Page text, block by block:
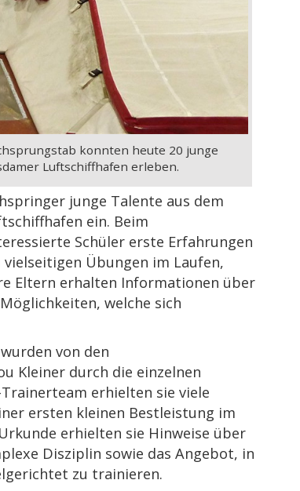
konnten heute 20 junge
Luftschiffhafen erleben.
junge Talente aus dem
ein. Beim
Schüler erste Erfahrungen
Übungen im Laufen,
Eltern erhalten Informationen über
welche sich
von den
Kleiner durch die einzelnen
erhielten sie viele
ersten kleinen Bestleistung im
erhielten sie Hinweise über
Disziplin sowie das Angebot, in
zu trainieren.